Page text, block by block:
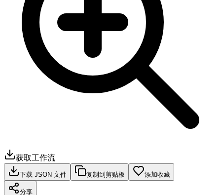
获取工作流
下载 JSON 文件 复制到剪贴板 添加收藏
分享